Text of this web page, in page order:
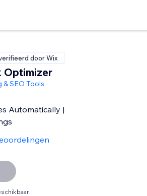
door Wix
Optimizer
& SEO Tools
Automatically |